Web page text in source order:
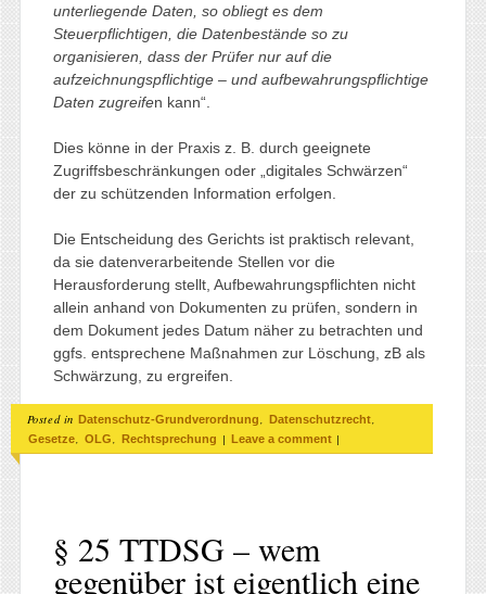
unterliegende Daten, so obliegt es dem
Steuerpflichtigen, die Datenbestände so zu
organisieren, dass der Prüfer nur auf die
aufzeichnungspflichtige – und aufbewahrungspflichtige
Daten zugreifen kann“.
Dies könne in der Praxis z. B. durch geeignete
Zugriffsbeschränkungen oder „digitales Schwärzen“
der zu schützenden Information erfolgen.
Die Entscheidung des Gerichts ist praktisch relevant,
da sie datenverarbeitende Stellen vor die
Herausforderung stellt, Aufbewahrungspflichten nicht
allein anhand von Dokumenten zu prüfen, sondern in
dem Dokument jedes Datum näher zu betrachten und
ggfs. entsprechene Maßnahmen zur Löschung, zB als
Schwärzung, zu ergreifen.
Posted in Datenschutz-Grundverordnung, Datenschutzrecht,
Gesetze, OLG, Rechtsprechung | Leave a comment |
§ 25 TTDSG – wem
gegenüber ist eigentlich eine